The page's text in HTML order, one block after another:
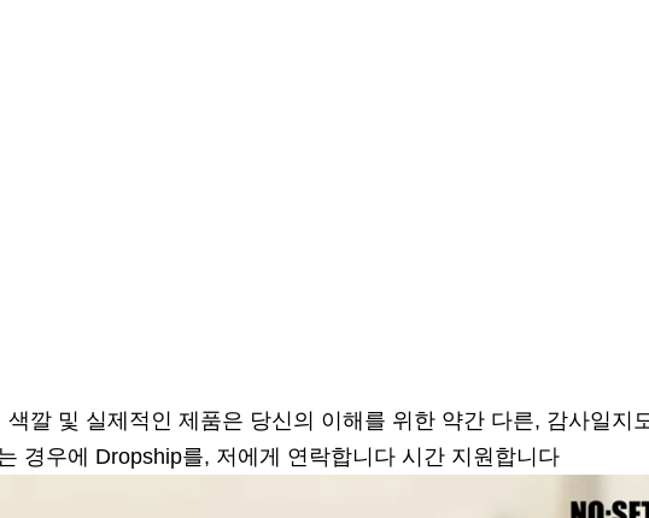
깔 및 실제적인 제품은 당신의 이해를 위한 약간 다른, 감사일지
경우에 Dropship를, 저에게 연락합니다 시간 지원합니다